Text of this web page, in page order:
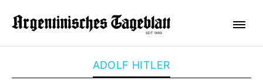
ADOLF HITLER